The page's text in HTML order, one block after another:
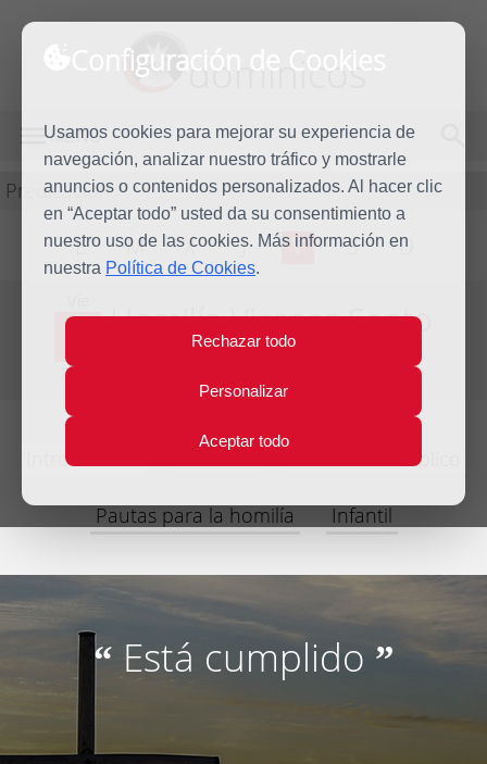
Configuración de Cookies
Usamos cookies para mejorar su experiencia de
navegación, analizar nuestro tráfico y mostrarle
anuncios o contenidos personalizados. Al hacer clic
en “Aceptar todo” usted da su consentimiento a
nuestro uso de las cookies. Más información en
nuestra Política de Cookies.
Rechazar todo
Personalizar
Aceptar todo
dominicos
MENÚ
Predicación
L M X J V S D
2
2021
Homilía Viernes Santo
Introducción Lecturas Comentario bíblico
Pautas para la homilía Infantil
“ Está cumplido ”